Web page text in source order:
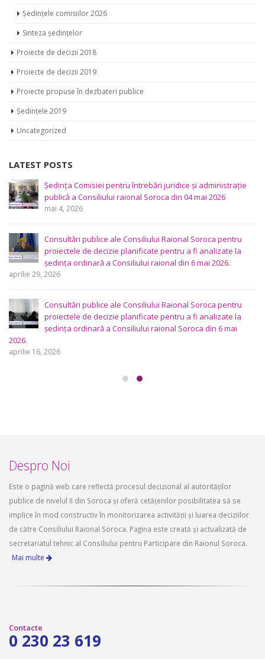
Ședințele comisiilor 2026
Sinteza ședințelor
Proiecte de decizii 2018
Proiecte de decizii 2019
Proiecte propuse în dezbateri publice
Ședințele 2019
Uncategorized
LATEST POSTS
Ședința Comisiei pentru întrebări juridice şi administraţie
publică a Consiliului raional Soroca din 04 mai 2026
mai 4, 2026
Consultări publice ale Consiliului Raional Soroca pentru
proiectele de decizie planificate pentru a fi analizate la
ședința ordinară a Consiliului raional din 6 mai 2026.
aprilie 29, 2026
Consultări publice ale Consiliului Raional Soroca pentru
proiectele de decizie planificate pentru a fi analizate la
ședința ordinară a Consiliului raional Soroca din 6 mai
2026.
aprilie 16, 2026
Despro Noi
Este o pagină web care reflectă procesul decizional al autorităților
publice de nivelul II din Soroca și oferă cetățenilor posibilitatea să se
implice în mod constructiv în monitorizarea activității și luarea deciziilor
de către Consiliului Raional Soroca. Pagina este creată și actualizată de
secretariatul tehnic al Consiliului pentru Participare din Raionul Soroca.
Mai multe
Contacte
0 230 23 619